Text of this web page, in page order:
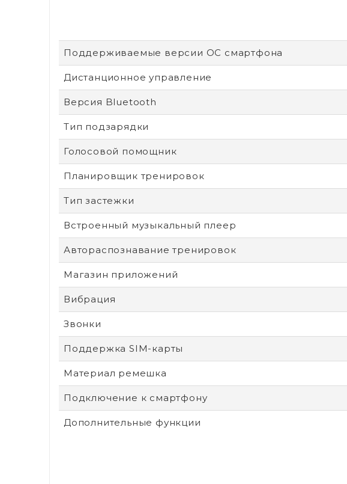
Поддерживаемые версии ОС смартфона
Дистанционное управление
Версия Bluetooth
Тип подзарядки
Голосовой помощник
Планировщик тренировок
Тип застежки
Встроенный музыкальный плеер
Автораспознавание тренировок
Магазин приложений
Вибрация
Звонки
Поддержка SIM-карты
Материал ремешка
Подключение к смартфону
Дополнительные функции